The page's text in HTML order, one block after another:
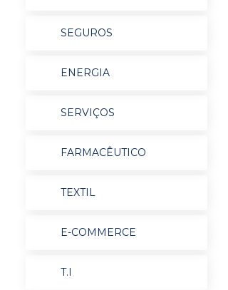
SEGUROS
ENERGIA
SERVIÇOS
FARMACÊUTICO
TEXTIL
E-COMMERCE
T.I